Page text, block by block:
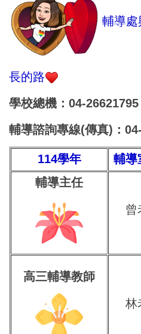
輔導處
長的路
學校總機：04-26621795
輔導諮詢專線(傳真)：
114學年 輔導
輔導主任
曾
高三輔導教師
林